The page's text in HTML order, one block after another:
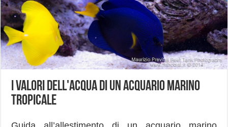
I Valori dell'acqua di un acquario marino
tropicale